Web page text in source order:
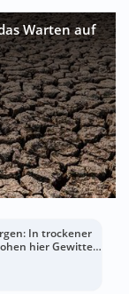
Warten auf
In trockener
hier Gewitter